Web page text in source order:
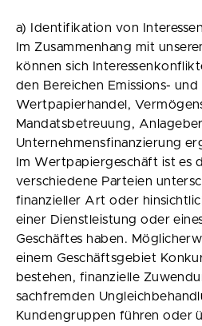
a) Identifikation von
Im Zusammenhang mit
können sich
den Bereichen Emissions-
Wertpapierhandel,
Mandatsbetreuung,
Unternehmensfinanzierung
Im Wertpapiergeschäft ist es
verschiedene Parteien
finanzieller Art oder
einer Dienstleistung oder
Geschäftes haben.
einem Geschäftsgebiet
bestehen, finanzielle
sachfremden
Kundengruppen führen oder